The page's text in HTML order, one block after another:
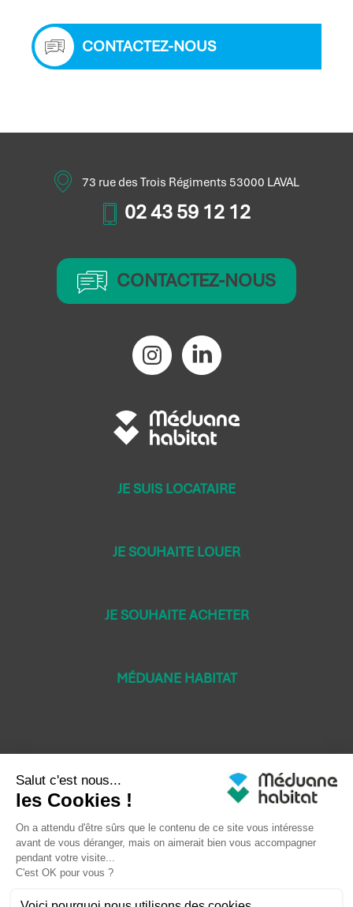
CONTACTEZ-NOUS
73 rue des Trois Régiments 53000 LAVAL
02 43 59 12 12
CONTACTEZ-NOUS
JE SUIS LOCATAIRE
JE SOUHAITE LOUER
JE SOUHAITE ACHETER
MÉDUANE HABITAT
Crédits LEB Communication